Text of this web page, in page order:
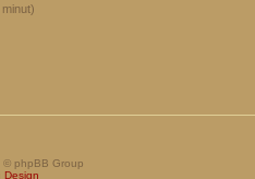
© phpBB Group
Design